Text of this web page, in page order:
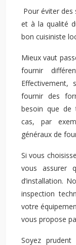
Pour éviter des
et à la qualité
bon cuisiniste
Mieux vaut
fournir
Effectivement,
fournir des
besoin que de
cas, par
généraux de
Si vous
vous assurer
d’installation.
inspection
votre
vous propose
Soyez